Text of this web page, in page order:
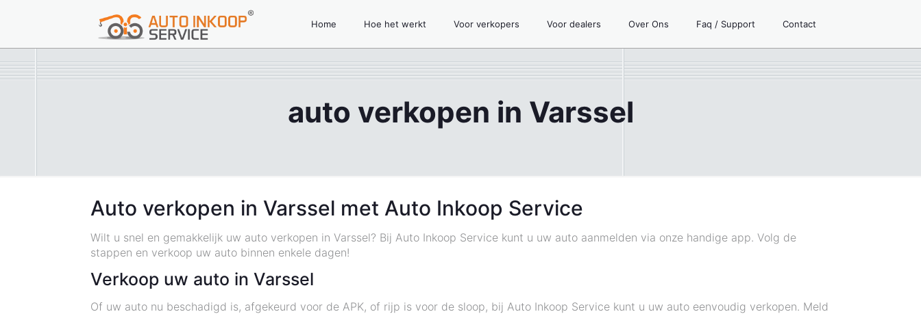
Home Hoe het werkt Voor verkopers Voor dealers Over Ons Faq / Support Contact
auto verkopen in Varssel
Auto verkopen in Varssel met Auto Inkoop Service
Wilt u snel en gemakkelijk uw auto verkopen in Varssel? Bij Auto Inkoop Service kunt u uw auto aanmelden via onze handige app. Volg de
stappen en verkoop uw auto binnen enkele dagen!
Verkoop uw auto in Varssel
Of uw auto nu beschadigd is, afgekeurd voor de APK, of rijp is voor de sloop, bij Auto Inkoop Service kunt u uw auto eenvoudig verkopen. Meld